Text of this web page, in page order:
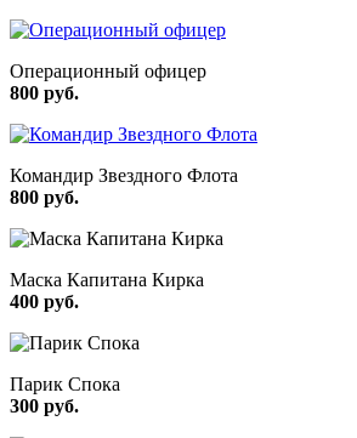
Операционный офицер
800 руб.
Командир Звездного Флота
800 руб.
Маска Капитана Кирка
400 руб.
Парик Спока
300 руб.